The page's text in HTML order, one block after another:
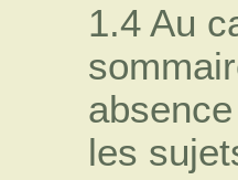
1.4 Au
les